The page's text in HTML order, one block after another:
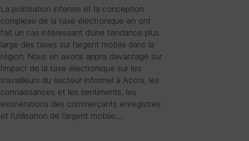
La politisation intense et la conception
complexe de la taxe électronique en ont
fait un cas intéressant d’une tendance plus
large des taxes sur l’argent mobile dans la
région. Nous en avons appris davantage sur
l’impact de la taxe électronique sur les
travailleurs du secteur informel à Accra, les
connaissances et les sentiments, les
exonérations des commerçants enregistrés
et l’utilisation de l’argent mobile….